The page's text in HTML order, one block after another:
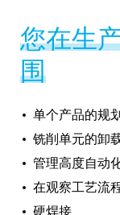
您在生
围
单个产品的规
铣削单元的卸
管理高度自动
在观察工艺流
硬焊接